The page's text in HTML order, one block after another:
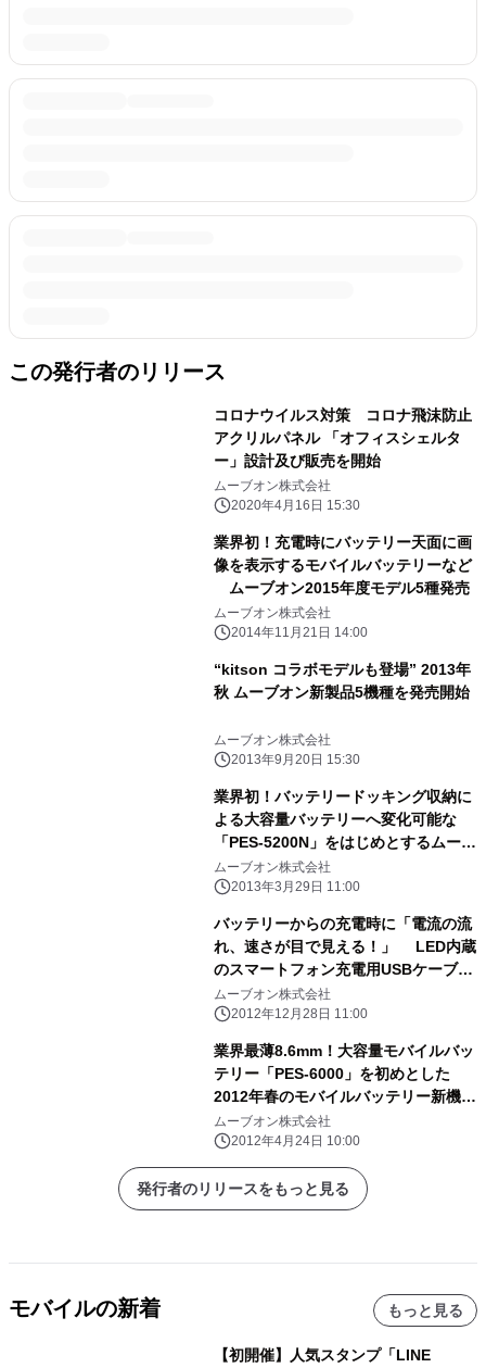
この発行者のリリース
コロナウイルス対策 コロナ飛沫防止
アクリルパネル 「オフィスシェルタ
ー」設計及び販売を開始
ムーブオン株式会社
2020年4月16日 15:30
業界初！充電時にバッテリー天面に画
像を表示するモバイルバッテリーなど
ムーブオン2015年度モデル5種発売
ムーブオン株式会社
2014年11月21日 14:00
“kitson コラボモデルも登場” 2013年
秋 ムーブオン新製品5機種を発売開始
ムーブオン株式会社
2013年9月20日 15:30
業界初！バッテリードッキング収納に
よる大容量バッテリーへ変化可能な
「PES-5200N」をはじめとするムーブ
オン2013年春モデル3機種発売開始
ムーブオン株式会社
2013年3月29日 11:00
バッテリーからの充電時に「電流の流
れ、速さが目で見える！」 LED内蔵
のスマートフォン充電用USBケーブル
を発売開始
ムーブオン株式会社
2012年12月28日 11:00
業界最薄8.6mm！大容量モバイルバッ
テリー「PES-6000」を初めとした
2012年春のモバイルバッテリー新機
種 3モデルを発売開始
ムーブオン株式会社
2012年4月24日 10:00
発行者のリリースをもっと見る
モバイルの新着 もっと見る
【初開催】人気スタンプ「LINE